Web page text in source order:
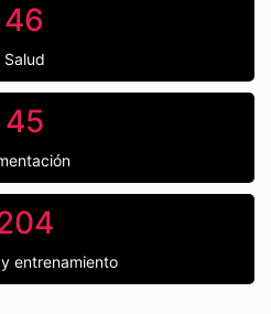
46
Salud
45
entrenamiento